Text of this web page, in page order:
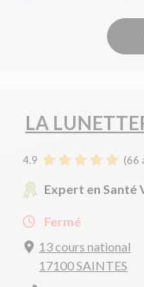
LA
4.9 (66
Expert en Santé
Fermé
13 cours national
17100 SAINTES